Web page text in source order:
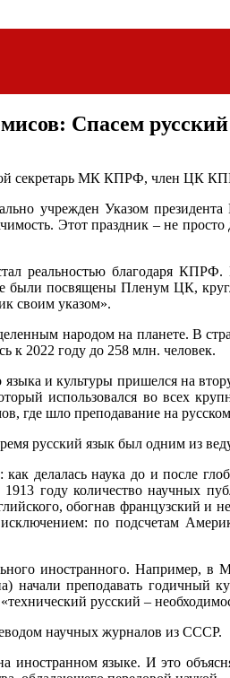
Спасем
секретарь МК КПРФ, член ЦК
учрежден Указом
Этот праздник – не
реальностью благодаря
были посвящены Пленум ЦК,
своим указом».
народом на планете. В
к 2022 году до 258 млн. человек.
и культуры пришелся на
использовался во всех
где шло преподавание на
русский язык был одним из
делалась наука до и после
году количество научных
обогнав французский
по подсчетам
иностранного. Например, в
начали преподавать годичный
русский –
научных журналов из СССР.
языке. И это